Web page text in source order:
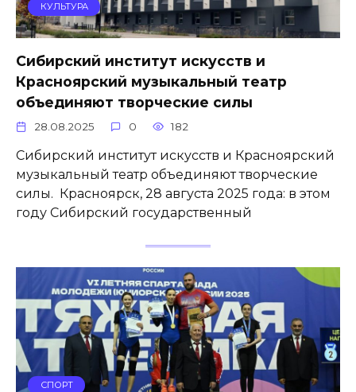
КУЛЬТУРА
Сибирский институт искусств и
Красноярский музыкальный театр
объединяют творческие силы
28.08.2025 0 182
Сибирский институт искусств и Красноярский
музыкальный театр объединяют творческие
силы. Красноярск, 28 августа 2025 года: в этом
году Сибирский государственный
СПОРТ